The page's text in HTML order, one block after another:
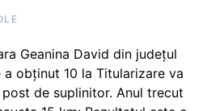
Geanina David din județul
a obținut 10 la Titularizare va
de suplinitor. Anul trecut